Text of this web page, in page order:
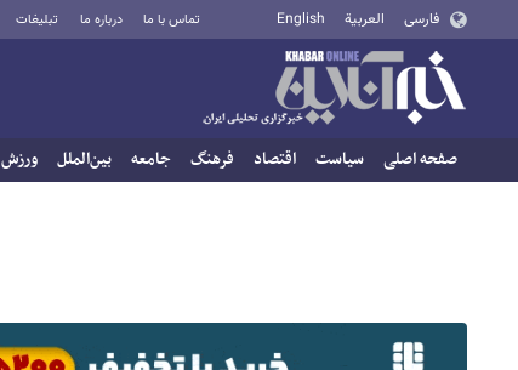
فارسی العربية English تماس با ما درباره ما تبلیغات
صفحه اصلی سیاست اقتصاد فرهنگ جامعه بین‌الملل ورزش